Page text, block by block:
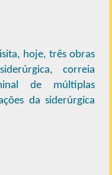
hoje, três obras
correia
de múltiplas
da siderúrgica